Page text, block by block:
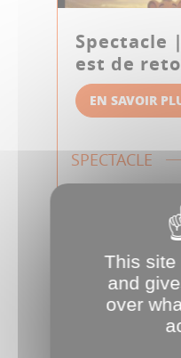
Spectacle
est de
EN SAVOIR
SPECTACLE
This
and
over